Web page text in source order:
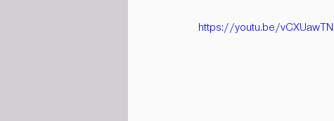
https://youtu.be/